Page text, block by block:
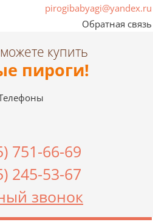
pirogibabyagi@yandex.ru
Обратная связь
купить
пироги!
751-66-69
245-53-67
звонок